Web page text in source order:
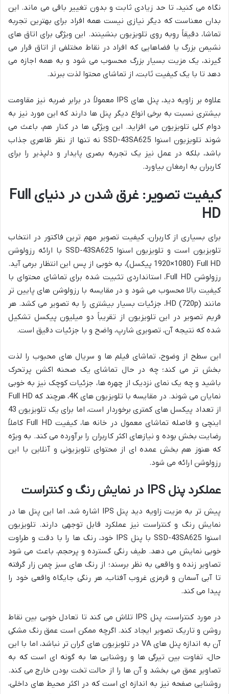
نگاه می کنید، تا حد زیادی ثابت و بدون تغییر باقی می ماند. این
بدان معناست که دیگر نیازی نیست همه افراد برای بهترین تجربه
تماشا، دقیقاً روبه روی تلویزیون بنشینند. این ویژگی برای اتاق های
نشیمن بزرگ یا فضاهایی که افراد در نقاط مختلفی از اتاق قرار می
گیرند، یک مزیت بسیار بزرگ محسوب می شود و به همه اجازه می
دهد تا با یک کیفیت ثابت، از تماشای محتوا لذت ببرند.
علاوه بر زاویه دید، پنل های IPS معمولاً در برابر ضربه نیز مقاومت
بیشتری نسبت به برخی انواع دیگر پنل ها دارند که این مورد نیز به
دوام کلی تلویزیون می افزاید. این ویژگی ها در کنار هم، باعث می
شوند تلویزیون اسنوا SSD-43SA625 نه تنها از نظر ظاهری جذاب
باشد، بلکه در عمل نیز یک تجربه بصری پایدار و دلپذیر را برای
کاربران به ارمغان بیاورد.
کیفیت تصویر: غرق شدن در دنیای Full
HD
برای بسیاری از کاربران، کیفیت تصویر مهم ترین فاکتور در انتخاب
تلویزیون است و تلویزیون اسنوا SSD-43SA625 با ارائه رزولوشن
Full HD (1920×1080 پیکسل)، به خوبی از پس این انتظار برمی آید.
رزولوشن Full HD، استانداردی تثبیت شده برای تماشای محتوای با
کیفیت بالا محسوب می شود و در مقایسه با رزولوشن های پایین تر
مانند HD (720p)، جزئیات بسیار بیشتری را به تصویر می کشد. هر
فریم تصویر در این تلویزیون از تقریباً دو میلیون پیکسل تشکیل
شده که نتیجه آن، تصویری شارپ، واضح و با جزئیات دقیق است.
این سطح از وضوح، تماشای فیلم ها و سریال های محبوب را لذت
بخش تر می کند؛ چه در حال تماشای یک صحنه اکشن پرتحرک
باشید و چه یک نمای نزدیک از چهره ها، جزئیات کوچک نیز به خوبی
نمایان می شوند. در مقایسه با تلویزیون های 4K، هرچند که Full HD
از تعداد پیکسل های کمتری برخوردار است، اما برای یک تلویزیون 43
اینچی و فاصله تماشای معمول در خانه ها، کیفیت Full HD کاملاً
رضایت بخش بوده و نیازهای اکثر کاربران را برآورده می کند. به ویژه
که هنوز هم بخش عمده ای از محتوای تلویزیونی و آنلاین با این
رزولوشن ارائه می شود.
عملکرد پنل IPS در نمایش رنگ و کنتراست
پیش تر به مزیت زاویه دید پنل IPS اشاره شد، اما این پنل ها در
نمایش رنگ و کنتراست نیز عملکرد قابل توجهی دارند. تلویزیون
اسنوا SSD-43SA625 با پنل IPS خود، رنگ ها را با دقت و طراوت
خوبی نمایش می دهد. طیف رنگی گسترده و پرحجم، باعث می شود
تصاویر زنده و واقعی به نظر برسند؛ از رنگ های سبز چمن زار گرفته
تا آبی آسمان و قرمزی غروب آفتاب، هر رنگی جایگاه واقعی خود را
پیدا می کند.
در مورد کنتراست، پنل IPS تلاش می کند تا تعادل خوبی بین نقاط
روشن و تاریک تصویر ایجاد کند. اگرچه ممکن است عمق رنگ مشکی
آن به اندازه پنل های VA در تلویزیون های گران تر نباشد، اما با این
حال، تفاوت بین تیرگی ها و روشنایی ها به گونه ای است که به
تصاویر عمق می بخشد و آن ها را از حالت تخت بودن خارج می کند.
روشنایی صفحه نیز به اندازه ای است که در اکثر محیط های داخلی،